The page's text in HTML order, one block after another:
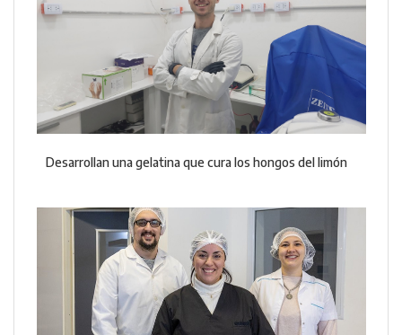
Desarrollan una gelatina que cura los hongos del limón